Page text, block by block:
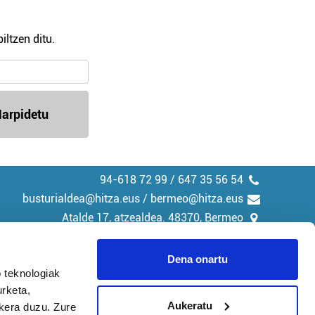
duzu. Zure
Dena onartu
Aukeratu
ditu.
94-618 72 99 / 647 35 56 54
busturialdea@hitza.eus / bermeo@hitza.eus
Atalde 17, atzealdea. 48370, Bermeo
Cookieak